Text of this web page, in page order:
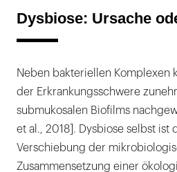
Dysbiose: Ursache
Neben bakteriellen Komplexen
der Erkrankungsschwere
submukosalen Biofilms
et al., 2018]. Dysbiose selbst ist
Verschiebung der
Zusammensetzung einer